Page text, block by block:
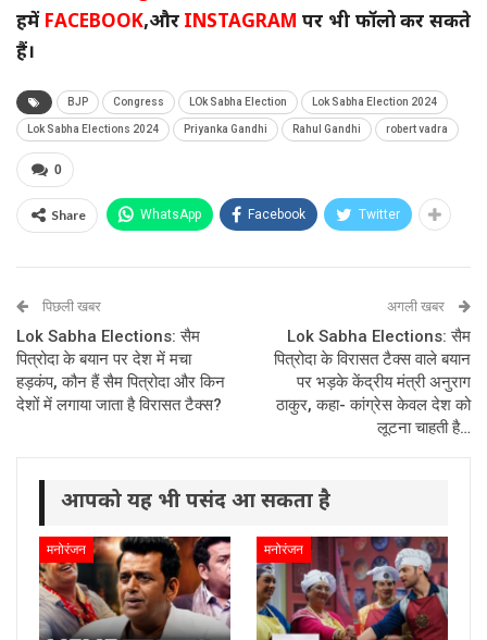
हमें FACEBOOK,और INSTAGRAM पर भी फॉलो कर सकते
हैं।
BJP Congress LOk Sabha Election Lok Sabha Election 2024
Lok Sabha Elections 2024 Priyanka Gandhi Rahul Gandhi robert vadra
0
Share WhatsApp Facebook Twitter
पिछली खबर
Lok Sabha Elections: सैम
पित्रोदा के बयान पर देश में मचा
हड़कंप, कौन हैं सैम पित्रोदा और किन
देशों में लगाया जाता है विरासत टैक्स?
अगली खबर
Lok Sabha Elections: सैम
पित्रोदा के विरासत टैक्स वाले बयान
पर भड़के केंद्रीय मंत्री अनुराग
ठाकुर, कहा- कांग्रेस केवल देश को
लूटना चाहती है…
आपको यह भी पसंद आ सकता है
मनोरंजन मनोरंजन